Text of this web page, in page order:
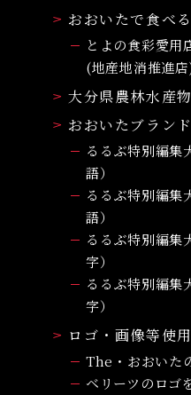
おおいたで食べる
とよの食彩愛用
(地産地消推進
大分県農林水産
おおいたブラン
るるぶ特別編集
語）
るるぶ特別編集
語）
るるぶ特別編集
字）
るるぶ特別編集
字）
ロゴ・画像等使
The・おおいた
ベリーツのロゴ